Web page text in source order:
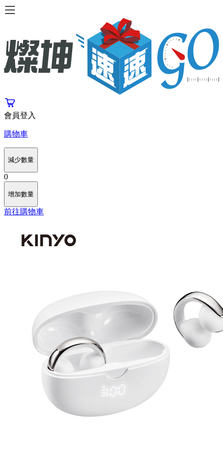
會員登入
購物車
減少數量
0
增加數量
前往購物車